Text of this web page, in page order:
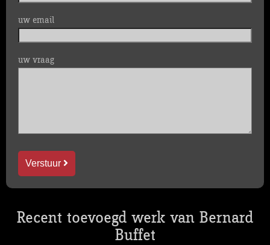
uw email
uw vraag
Verstuur
Recent toevoegd werk van Bernard
Buffet